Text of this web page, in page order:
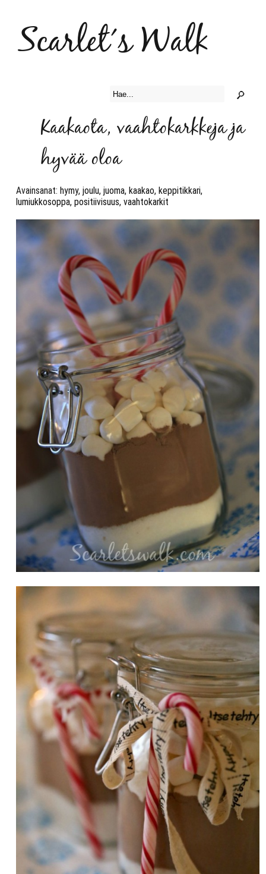
Scarlet´s Walk
Kaakaota, vaahtokarkkeja ja
hyvää oloa
Avainsanat: hymy, joulu, juoma, kaakao, keppitikkari,
lumiukkosoppa, positiivisuus, vaahtokarkit